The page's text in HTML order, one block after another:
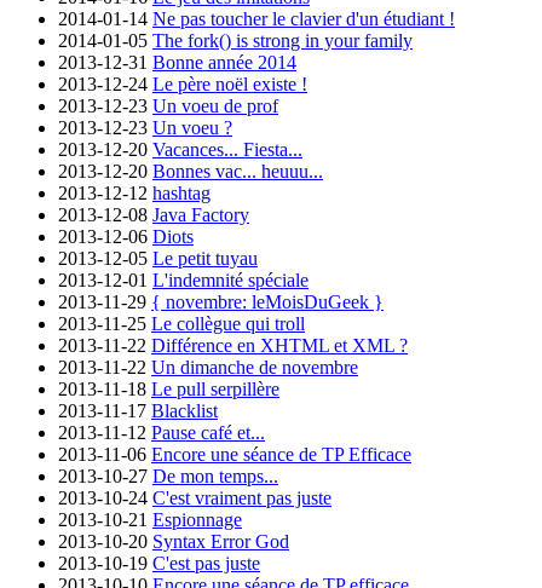
2014-01-14 Ne pas toucher le clavier d'un étudiant !
2014-01-05 The fork() is strong in your family
2013-12-31 Bonne année 2014
2013-12-24 Le père noël existe !
2013-12-23 Un voeu de prof
2013-12-23 Un voeu ?
2013-12-20 Vacances... Fiesta...
2013-12-20 Bonnes vac... heuuu...
2013-12-12 hashtag
2013-12-08 Java Factory
2013-12-06 Diots
2013-12-05 Le petit tuyau
2013-12-01 L'indemnité spéciale
2013-11-29 { novembre: leMoisDuGeek }
2013-11-25 Le collègue qui troll
2013-11-22 Différence en XHTML et XML ?
2013-11-22 Un dimanche de novembre
2013-11-18 Le pull serpillère
2013-11-17 Blacklist
2013-11-12 Pause café et...
2013-11-06 Encore une séance de TP Efficace
2013-10-27 De mon temps...
2013-10-24 C'est vraiment pas juste
2013-10-21 Espionnage
2013-10-20 Syntax Error God
2013-10-19 C'est pas juste